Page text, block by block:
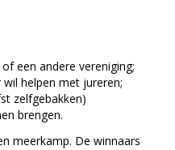
een andere vereniging;
helpen met jureren;
zelfgebakken)
brengen.
meerkamp. De winnaars